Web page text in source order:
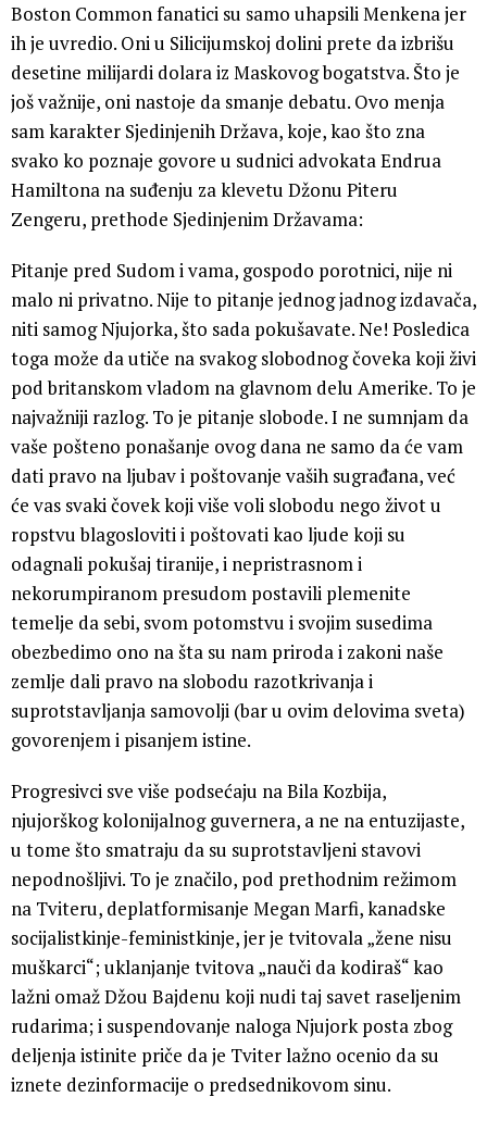
Boston Common fanatici su samo uhapsili Menkena jer
ih je uvredio. Oni u Silicijumskoj dolini prete da izbrišu
desetine milijardi dolara iz Maskovog bogatstva. Što je
još važnije, oni nastoje da smanje debatu. Ovo menja
sam karakter Sjedinjenih Država, koje, kao što zna
svako ko poznaje govore u sudnici advokata Endrua
Hamiltona na suđenju za klevetu Džonu Piteru
Zengeru, prethode Sjedinjenim Državama:
Pitanje pred Sudom i vama, gospodo porotnici, nije ni
malo ni privatno. Nije to pitanje jednog jadnog izdavača,
niti samog Njujorka, što sada pokušavate. Ne! Posledica
toga može da utiče na svakog slobodnog čoveka koji živi
pod britanskom vladom na glavnom delu Amerike. To je
najvažniji razlog. To je pitanje slobode. I ne sumnjam da
vaše pošteno ponašanje ovog dana ne samo da će vam
dati pravo na ljubav i poštovanje vaših sugrađana, već
će vas svaki čovek koji više voli slobodu nego život u
ropstvu blagosloviti i poštovati kao ljude koji su
odagnali pokušaj tiranije, i nepristrasnom i
nekorumpiranom presudom postavili plemenite
temelje da sebi, svom potomstvu i svojim susedima
obezbedimo ono na šta su nam priroda i zakoni naše
zemlje dali pravo na slobodu razotkrivanja i
suprotstavljanja samovolji (bar u ovim delovima sveta)
govorenjem i pisanjem istine.
Progresivci sve više podsećaju na Bila Kozbija,
njujorškog kolonijalnog guvernera, a ne na entuzijaste,
u tome što smatraju da su suprotstavljeni stavovi
nepodnošljivi. To je značilo, pod prethodnim režimom
na Tviteru, deplatformisanje Megan Marfi, kanadske
socijalistkinje-feministkinje, jer je tvitovala „žene nisu
muškarci“; uklanjanje tvitova „nauči da kodiraš“ kao
lažni omaž Džou Bajdenu koji nudi taj savet raseljenim
rudarima; i suspendovanje naloga Njujork posta zbog
deljenja istinite priče da je Tviter lažno ocenio da su
iznete dezinformacije o predsednikovom sinu.